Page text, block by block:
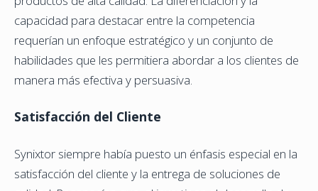
capacidad para destacar entre la competencia
requerían un enfoque estratégico y un conjunto de
habilidades que les permitiera abordar a los clientes de
manera más efectiva y persuasiva.
Satisfacción del Cliente
Synixtor siempre había puesto un énfasis especial en la
satisfacción del cliente y la entrega de soluciones de